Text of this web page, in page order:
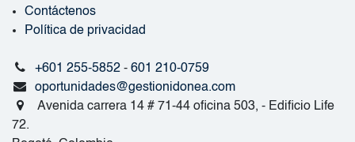
Contáctenos
Política de privacidad
+601 255-5852- 601 210-0759
oportunidades@gestionidonea.com
Avenida carrera 14 # 71-44 oficina 503, - Edificio Life
72.